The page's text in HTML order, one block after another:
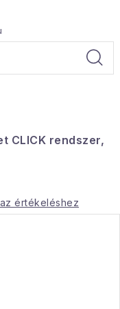
CLICK rendszer,
értékeléshez